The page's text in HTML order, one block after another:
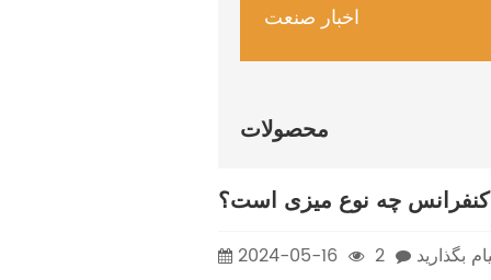
اخبار صنعت
محصولات
چه نوع میزی است؟
2024-05-16 2
بگذارید